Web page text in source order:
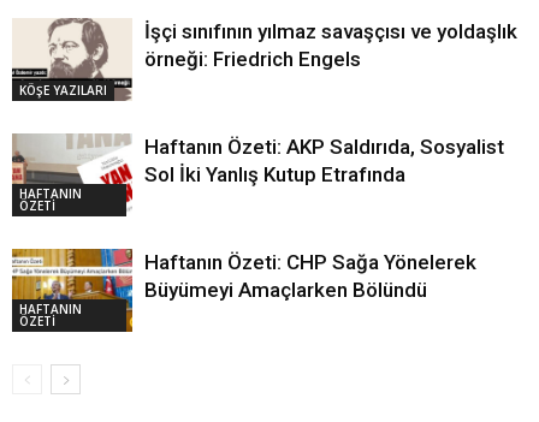
KÖŞE YAZILARI
İşçi sınıfının yılmaz savaşçısı ve yoldaşlık
örneği: Friedrich Engels
HAFTANIN
ÖZETİ
Haftanın Özeti: AKP Saldırıda, Sosyalist
Sol İki Yanlış Kutup Etrafında
HAFTANIN
ÖZETİ
Haftanın Özeti: CHP Sağa Yönelerek
Büyümeyi Amaçlarken Bölündü